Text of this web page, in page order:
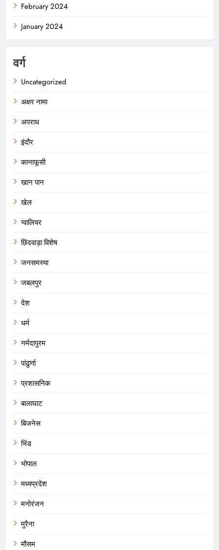
February 2024
January 2024
वर्ग
Uncategorized
अक्षर नामा
अपराध
इंदौर
कानाफूसी
खान पान
खेल
ग्वालियर
छिंदवाड़ा विशेष
जनसमस्या
जबलपुर
देश
धर्म
नर्मदापुरम
पांढुर्णा
प्रशासनिक
बालाघाट
बिजनेस
भिंड
भोपाल
मध्यप्रदेश
मनोरंजन
मुरैना
मौसम